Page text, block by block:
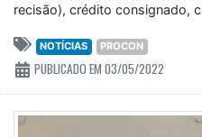
recisão), crédito consignado,
NOTÍCIAS PROCON
PUBLICADO EM 03/05/2022